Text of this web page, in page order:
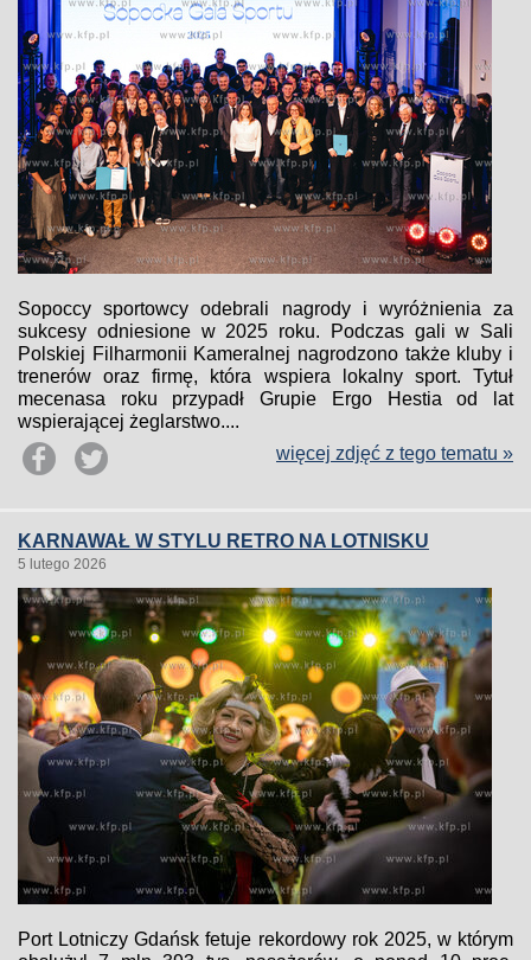
Sopoccy sportowcy odebrali nagrody i wyróżnienia za
sukcesy odniesione w 2025 roku. Podczas gali w Sali
Polskiej Filharmonii Kameralnej nagrodzono także kluby i
trenerów oraz firmę, która wspiera lokalny sport. Tytuł
mecenasa roku przypadł Grupie Ergo Hestia od lat
wspierającej żeglarstwo....
więcej zdjęć z tego tematu »
KARNAWAŁ W STYLU RETRO NA LOTNISKU
5 lutego 2026
Port Lotniczy Gdańsk fetuje rekordowy rok 2025, w którym